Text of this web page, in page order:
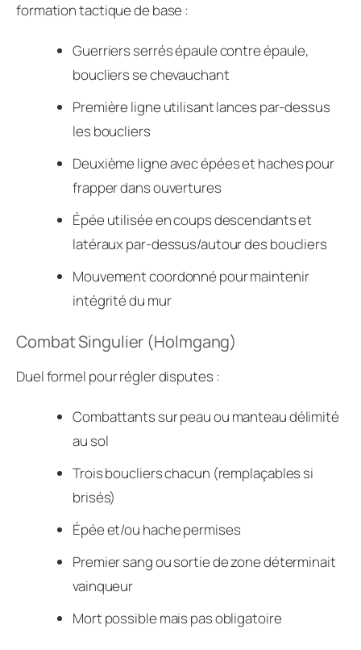
formation tactique de base :
Guerriers serrés épaule contre épaule,
boucliers se chevauchant
Première ligne utilisant lances par-dessus
les boucliers
Deuxième ligne avec épées et haches pour
frapper dans ouvertures
Épée utilisée en coups descendants et
latéraux par-dessus/autour des boucliers
Mouvement coordonné pour maintenir
intégrité du mur
Combat Singulier (Holmgang)
Duel formel pour régler disputes :
Combattants sur peau ou manteau délimité
au sol
Trois boucliers chacun (remplaçables si
brisés)
Épée et/ou hache permises
Premier sang ou sortie de zone déterminait
vainqueur
Mort possible mais pas obligatoire